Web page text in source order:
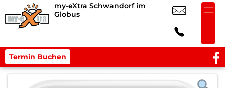
my-eXtra Schwandorf im
Globus
Termin Buchen